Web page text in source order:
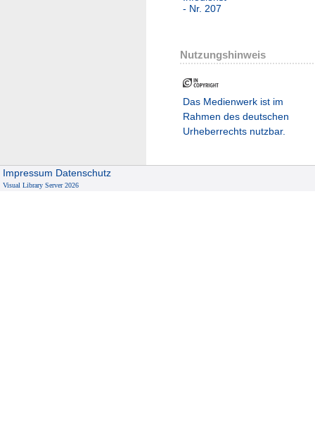
- Nr. 207
Nutzungshinweis
Das Medienwerk ist im
Rahmen des deutschen
Urheberrechts nutzbar.
Impressum Datenschutz
Visual Library Server 2026